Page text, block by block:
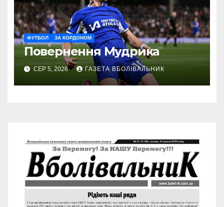
ФУТБОЛ ЗА КОРДОНОМ
Повернення Мудрика
СЕР 5, 2026 ГАЗЕТА ВБОЛІВАЛЬНИК